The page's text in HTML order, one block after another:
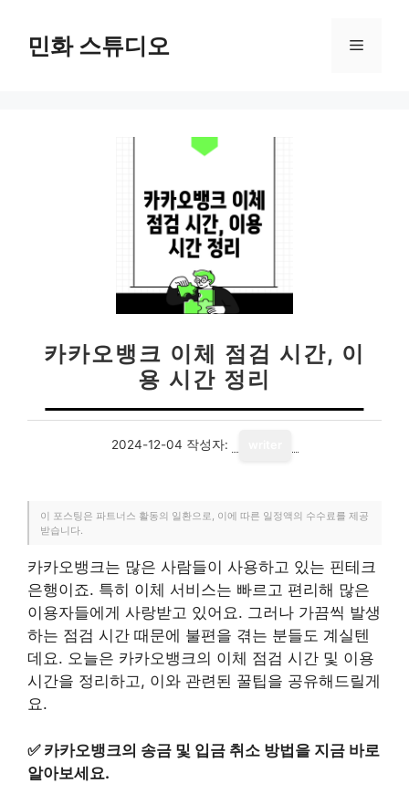
민화 스튜디오 메
카카오뱅크 이체 점검 시간, 이
용 시간 정리
2024-12-04 작성자:
이 포스팅은 파트너스 활동의 일환으로, 이에 따른 일정액의 수수료를 제공
받습니다.
카카오뱅크는 많은 사람들이 사용하고 있는 핀테크
은행이죠. 특히 이체 서비스는 빠르고 편리해 많은
이용자들에게 사랑받고 있어요. 그러나 가끔씩 발생
하는 점검 시간 때문에 불편을 겪는 분들도 계실텐
데요. 오늘은 카카오뱅크의 이체 점검 시간 및 이용
시간을 정리하고, 이와 관련된 꿀팁을 공유해드릴게
요.
✅ 카카오뱅크의 송금 및 입금 취소 방법을 지금 바로
알아보세요.